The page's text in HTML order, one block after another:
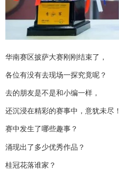
华南赛区披萨大赛刚刚结束了，
各位有没有去现场一探究竟呢？
去的朋友是不是和小编一样，
还沉浸在精彩的赛事中，意犹未尽！
赛中发生了哪些趣事？
涌现出了多少优秀作品？
桂冠花落谁家？